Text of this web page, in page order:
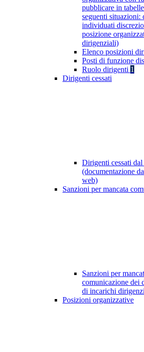
pubblicare in
seguenti
individuati
posizione
dirigenziali)
Elenco posizioni
Posti di funzione
Ruolo dirigenti 1
Dirigenti cessati
Dirigenti cessati
(documentazione
web)
Sanzioni per mancata
Sanzioni per
comunicazione dei
di incarichi
Posizioni organizzative